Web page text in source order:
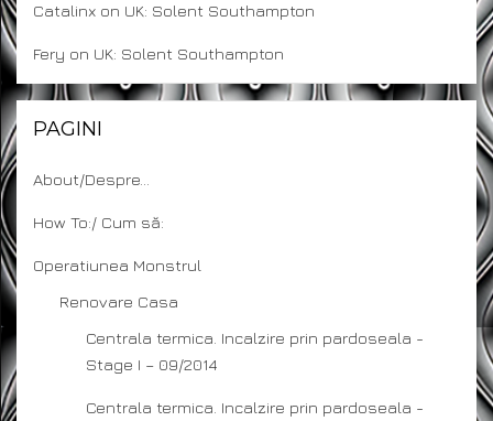
Catalinx on UK: Solent Southampton
Fery on UK: Solent Southampton
PAGINI
About/Despre…
How To:/ Cum să:
Operatiunea Monstrul
Renovare Casa
Centrala termica. Incalzire prin pardoseala -
Stage I – 09/2014
Centrala termica. Incalzire prin pardoseala -